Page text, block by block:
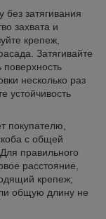
затягивания
захвата и
крепеж,
Затягивайте
несколько раз
устойчивость
покупателю,
с общей
правильного
расстояние,
крепеж;
общую длину не